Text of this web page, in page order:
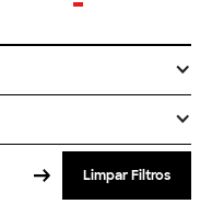
Limpar Filtros